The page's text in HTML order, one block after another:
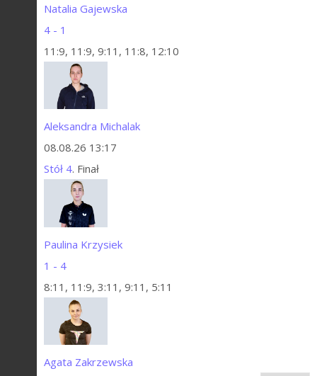
Natalia Gajewska
4 - 1
11:9, 11:9, 9:11, 11:8, 12:10
Aleksandra Michalak
08.08.26 13:17
Stół 4. Finał
Paulina Krzysiek
1 - 4
8:11, 11:9, 3:11, 9:11, 5:11
Agata Zakrzewska